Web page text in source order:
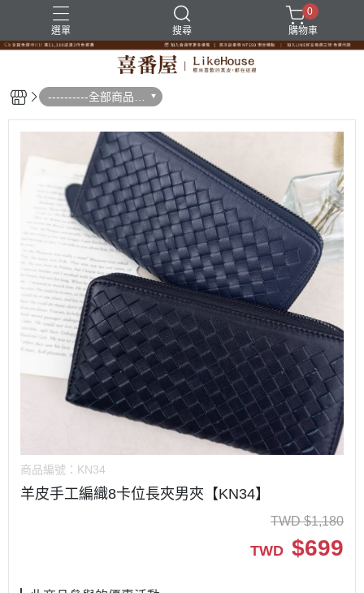
選單 搜尋
0
購物車
----------全部商品--
--------
商品編號： KN34
羊皮手工編織8卡位長夾男夾【KN34】
TWD $1,180
TWD $699